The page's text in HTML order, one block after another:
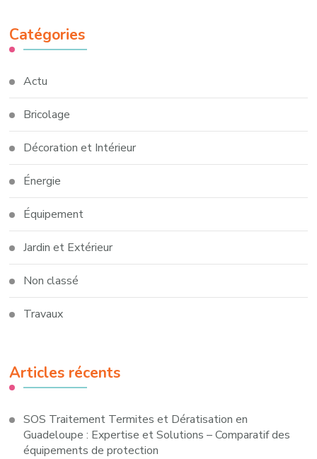
Catégories
Actu
Bricolage
Décoration et Intérieur
Énergie
Équipement
Jardin et Extérieur
Non classé
Travaux
Articles récents
SOS Traitement Termites et Dératisation en
Guadeloupe : Expertise et Solutions – Comparatif des
équipements de protection